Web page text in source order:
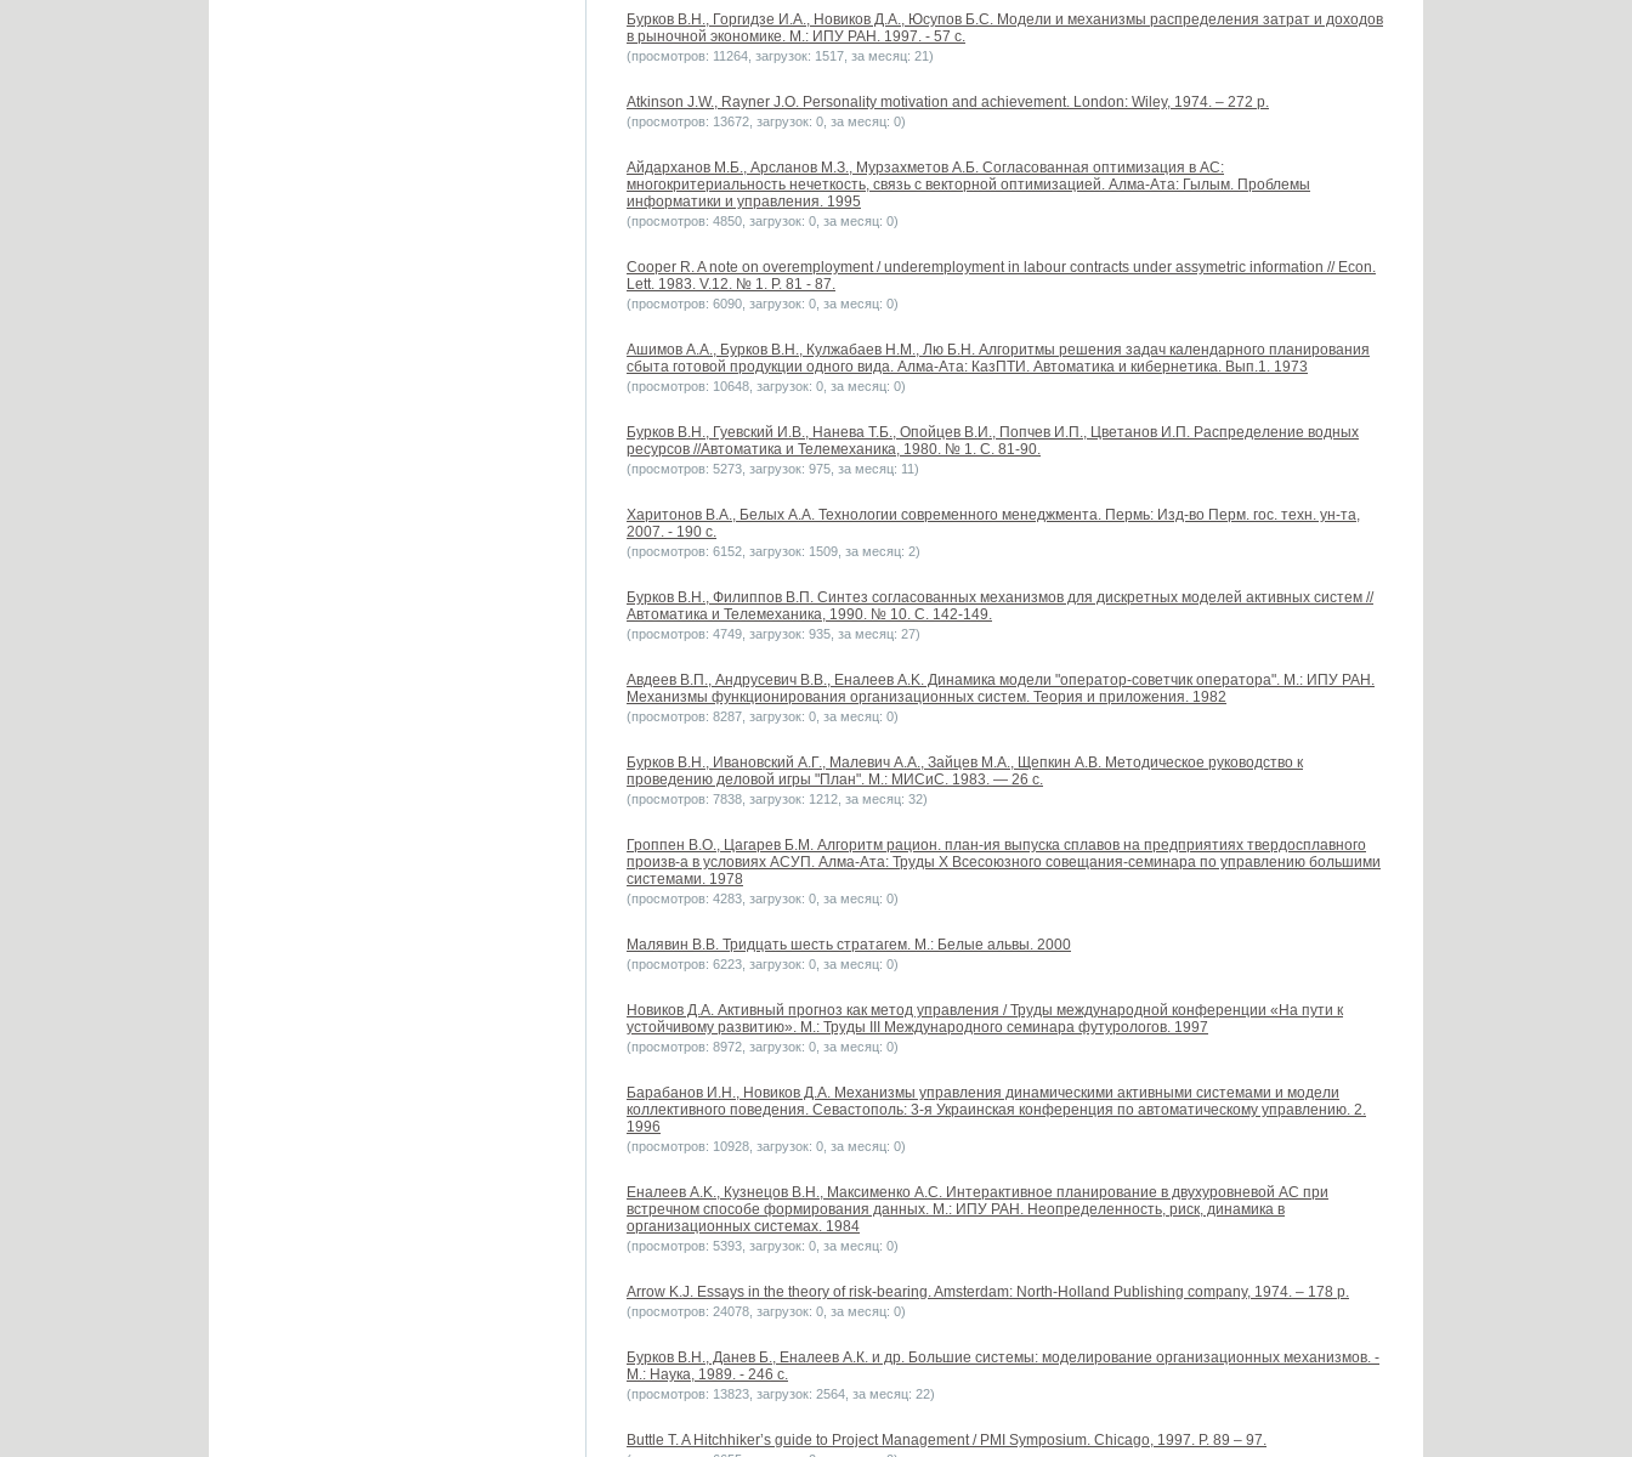
Бурков B.H., Горгидзе И.А., Новиков Д.А., Юсупов Б.С. Модели и механизмы распределения затрат и доходов
в рыночной экономике. М.: ИПУ РАН. 1997. - 57 с.
(просмотров: 11264, загрузок: 1517, за месяц: 21)
Atkinson J.W., Rayner J.O. Personality motivation and achievement. London: Wiley, 1974. – 272 p.
(просмотров: 13672, загрузок: 0, за месяц: 0)
Айдарханов М.Б., Арсланов М.З., Мурзахметов А.Б. Согласованная оптимизация в АС:
многокритериальность нечеткость, связь с векторной оптимизацией. Алма-Ата: Гылым. Проблемы
информатики и управления. 1995
(просмотров: 4850, загрузок: 0, за месяц: 0)
Cooper R. A note on overemployment / underemployment in labour contracts under assymetric information // Econ.
Lett. 1983. V.12. № 1. P. 81 - 87.
(просмотров: 6090, загрузок: 0, за месяц: 0)
Ашимов А.А., Бурков В.Н., Кулжабаев Н.М., Лю Б.Н. Алгоритмы решения задач календарного планирования
сбыта готовой продукции одного вида. Алма-Ата: КазПТИ. Автоматика и кибернетика. Вып.1. 1973
(просмотров: 10648, загрузок: 0, за месяц: 0)
Бурков В.Н., Гуевский И.В., Нанева Т.Б., Опойцев В.И., Попчев И.П., Цветанов И.П. Распределение водных
ресурсов //Автоматика и Телемеханика, 1980. № 1. С. 81-90.
(просмотров: 5273, загрузок: 975, за месяц: 11)
Харитонов В.А., Белых А.А. Технологии современного менеджмента. Пермь: Изд-во Перм. гос. техн. ун-та,
2007. - 190 с.
(просмотров: 6152, загрузок: 1509, за месяц: 2)
Бурков B.H., Филиппов В.П. Синтез согласованных механизмов для дискретных моделей активных систем //
Автоматика и Телемеханика, 1990. № 10. С. 142-149.
(просмотров: 4749, загрузок: 935, за месяц: 27)
Авдеев В.П., Андрусевич В.В., Еналеев A.K. Динамика модели "оператор-советчик оператора". М.: ИПУ РАН.
Механизмы функционирования организационных систем. Теория и приложения. 1982
(просмотров: 8287, загрузок: 0, за месяц: 0)
Бурков B.H., Ивановский А.Г., Малевич А.А., Зайцев М.А., Щепкин А.В. Методическое руководство к
проведению деловой игры "План". М.: МИСиС. 1983. — 26 с.
(просмотров: 7838, загрузок: 1212, за месяц: 32)
Гроппен В.О., Цагарев Б.М. Алгоритм рацион. план-ия выпуска сплавов на предприятиях твердосплавного
произв-а в условиях АСУП. Алма-Ата: Труды X Всесоюзного совещания-семинара по управлению большими
системами. 1978
(просмотров: 4283, загрузок: 0, за месяц: 0)
Малявин В.В. Тридцать шесть стратагем. М.: Белые альвы. 2000
(просмотров: 6223, загрузок: 0, за месяц: 0)
Новиков Д.А. Активный прогноз как метод управления / Труды международной конференции «На пути к
устойчивому развитию». М.: Труды III Международного семинара футурологов. 1997
(просмотров: 8972, загрузок: 0, за месяц: 0)
Барабанов И.Н., Новиков Д.А. Механизмы управления динамическими активными системами и модели
коллективного поведения. Севастополь: 3-я Украинская конференция по автоматическому управлению. 2.
1996
(просмотров: 10928, загрузок: 0, за месяц: 0)
Еналеев A.K., Кузнецов В.Н., Максименко А.С. Интерактивное планирование в двухуровневой АС при
встречном способе формирования данных. М.: ИПУ РАН. Неопределенность, риск, динамика в
организационных системах. 1984
(просмотров: 5393, загрузок: 0, за месяц: 0)
Arrow K.J. Essays in the theory of risk-bearing. Amsterdam: North-Holland Publishing company, 1974. – 178 p.
(просмотров: 24078, загрузок: 0, за месяц: 0)
Бурков В.Н., Данев Б., Еналеев А.К. и др. Большие системы: моделирование организационных механизмов. -
М.: Наука, 1989. - 246 с.
(просмотров: 13823, загрузок: 2564, за месяц: 22)
Buttle T. A Hitchhiker’s guide to Project Management / PMI Symposium. Chicago, 1997. P. 89 – 97.